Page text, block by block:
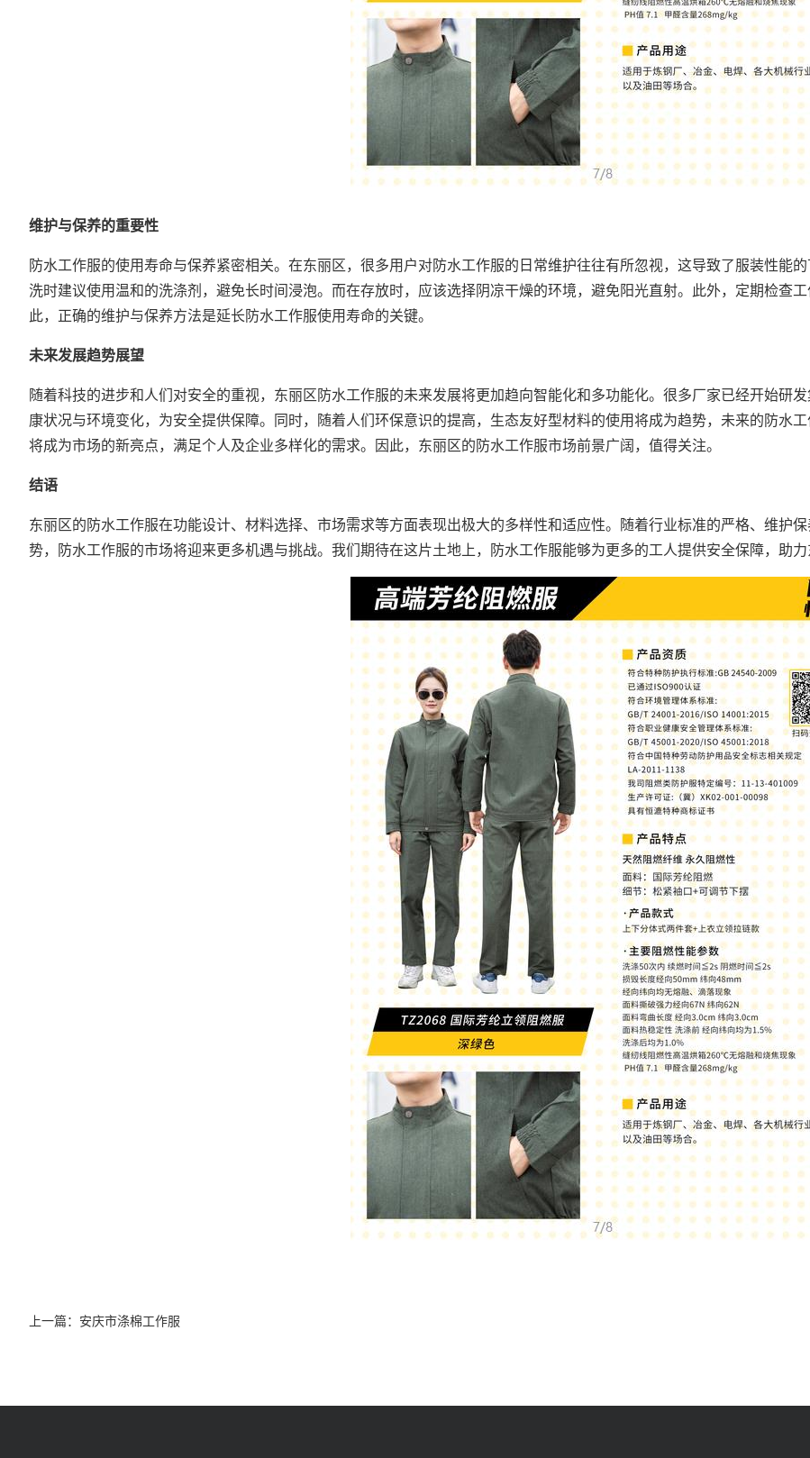
维护与保养的重要性
防水工作服的使用寿命与保养紧密相关。在东丽区，很多用户对防水工作服的日常维护往往有所忽视，这导致了服装性能
洗时建议使用温和的洗涤剂，避免长时间浸泡。而在存放时，应该选择阴凉干燥的环境，避免阳光直射。此外，定期检查
此，正确的维护与保养方法是延长防水工作服使用寿命的关键。
未来发展趋势展望
随着科技的进步和人们对安全的重视，东丽区防水工作服的未来发展将更加趋向智能化和多功能化。很多厂家已经开始研
康状况与环境变化，为安全提供保障。同时，随着人们环保意识的提高，生态友好型材料的使用将成为趋势，未来的防水
将成为市场的新亮点，满足个人及企业多样化的需求。因此，东丽区的防水工作服市场前景广阔，值得关注。
结语
东丽区的防水工作服在功能设计、材料选择、市场需求等方面表现出极大的多样性和适应性。随着行业标准的严格、维护
势，防水工作服的市场将迎来更多机遇与挑战。我们期待在这片土地上，防水工作服能够为更多的工人提供安全保障，助力
上一篇： 安庆市涤棉工作服